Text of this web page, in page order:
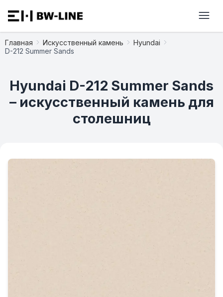
Главная Искусственный камень
Hyundai
D-212 Summer Sands
Hyundai D-212 Summer Sands
– искусственный камень для
столешниц